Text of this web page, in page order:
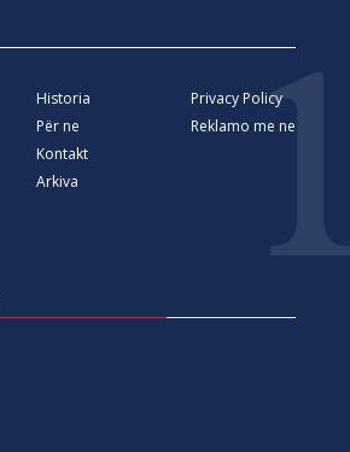
Historia
Për ne
Kontakt
Arkiva
Privacy Policy
Reklamo me ne